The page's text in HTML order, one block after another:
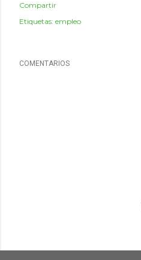
Compartir
Etiquetas: empleo
COMENTARIOS